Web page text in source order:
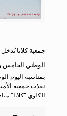
جمعية كلانا
الوطني الخامس
بمناسبة اليوم
نفذت جمعية
الكلوي “كلانا”